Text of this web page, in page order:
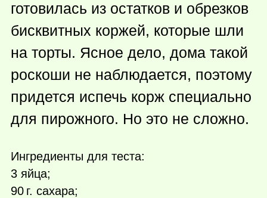
готовилась из остатков и обрезков
бисквитных коржей, которые шли
на торты. Ясное дело, дома такой
роскоши не наблюдается, поэтому
придется испечь корж специально
для пирожного. Но это не сложно.
Ингредиенты для теста:
3 яйца;
90 г. сахара;